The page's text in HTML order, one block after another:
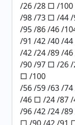
/26 /28 □ /100
/98 /73 □ /44
/95 /86 /46 /
/91 /42 /40 /
/42 /24 /89 /
/90 /97 □ /26
□ /100
/56 /59 /63 /
/46 □ /24 /87
/96 /42 /24 /